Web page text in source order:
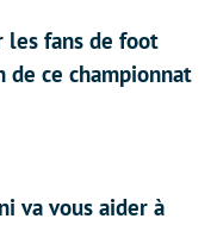
les fans de foot
de ce championnat
va vous aider à